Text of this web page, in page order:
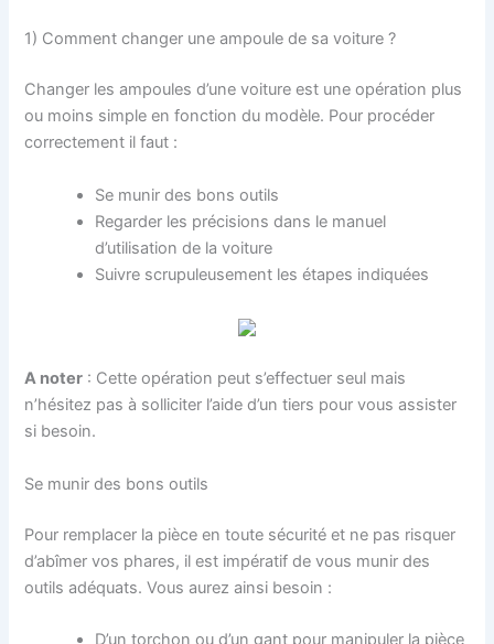
1) Comment changer une ampoule de sa voiture ?
Changer les ampoules d’une voiture est une opération plus
ou moins simple en fonction du modèle. Pour procéder
correctement il faut :
Se munir des bons outils
Regarder les précisions dans le manuel
d’utilisation de la voiture
Suivre scrupuleusement les étapes indiquées
A noter : Cette opération peut s’effectuer seul mais
n’hésitez pas à solliciter l’aide d’un tiers pour vous assister
si besoin.
Se munir des bons outils
Pour remplacer la pièce en toute sécurité et ne pas risquer
d’abîmer vos phares, il est impératif de vous munir des
outils adéquats. Vous aurez ainsi besoin :
D’un torchon ou d’un gant pour manipuler la pièce